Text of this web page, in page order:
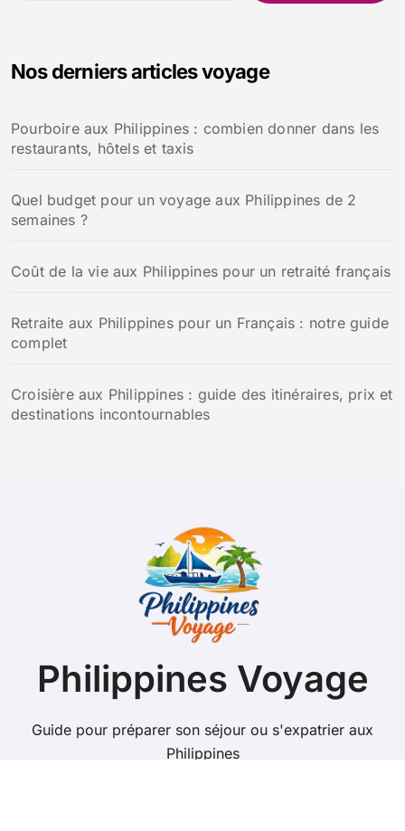
r
e
r
Nos derniers articles voyage
Pourboire aux Philippines : combien donner dans les
restaurants, hôtels et taxis
Quel budget pour un voyage aux Philippines de 2
semaines ?
Coût de la vie aux Philippines pour un retraité français
Retraite aux Philippines pour un Français : notre guide
complet
Croisière aux Philippines : guide des itinéraires, prix et
destinations incontournables
Philippines Voyage
Guide pour préparer son séjour ou s'expatrier aux
Philippines